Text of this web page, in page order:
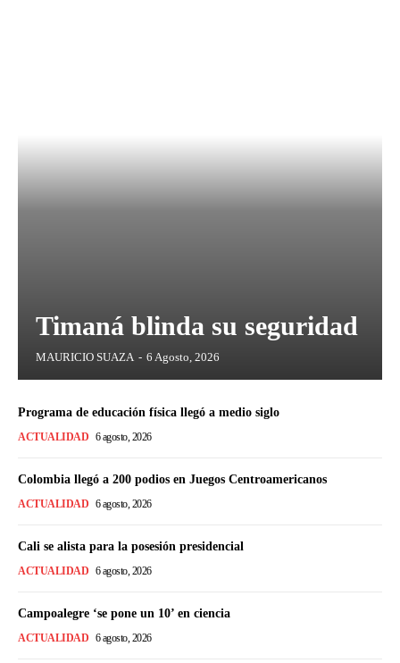
Timaná blinda su seguridad
MAURICIO SUAZA - 6 Agosto, 2026
Programa de educación física llegó a medio siglo
ACTUALIDAD 6 agosto, 2026
Colombia llegó a 200 podios en Juegos Centroamericanos
ACTUALIDAD 6 agosto, 2026
Cali se alista para la posesión presidencial
ACTUALIDAD 6 agosto, 2026
Campoalegre ‘se pone un 10’ en ciencia
ACTUALIDAD 6 agosto, 2026